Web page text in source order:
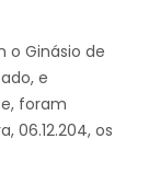
o Ginásio de
e
foram
06.12.204, os